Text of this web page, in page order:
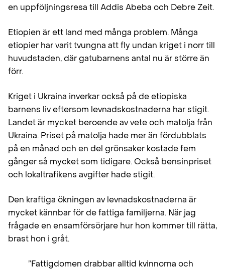
en uppföljningsresa till Addis Abeba och Debre Zeit.
Etiopien är ett land med många problem. Många
etiopier har varit tvungna att fly undan kriget i norr till
huvudstaden, där gatubarnens antal nu är större än
förr.
Kriget i Ukraina inverkar också på de etiopiska
barnens liv eftersom levnadskostnaderna har stigit.
Landet är mycket beroende av vete och matolja från
Ukraina. Priset på matolja hade mer än fördubblats
på en månad och en del grönsaker kostade fem
gånger så mycket som tidigare. Också bensinpriset
och lokaltrafikens avgifter hade stigit.
Den kraftiga ökningen av levnadskostnaderna är
mycket kännbar för de fattiga familjerna. När jag
frågade en ensamförsörjare hur hon kommer till rätta,
brast hon i gråt.
”Fattigdomen drabbar alltid kvinnorna och